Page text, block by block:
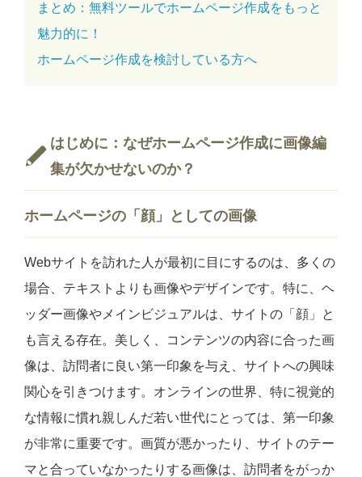
まとめ：無料ツールでホームページ作成をもっと
魅力的に！
ホームページ作成を検討している方へ
はじめに：なぜホームページ作成に画像編
集が欠かせないのか？
ホームページの「顔」としての画像
Webサイトを訪れた人が最初に目にするのは、多くの
場合、テキストよりも画像やデザインです。特に、ヘ
ッダー画像やメインビジュアルは、サイトの「顔」と
も言える存在。美しく、コンテンツの内容に合った画
像は、訪問者に良い第一印象を与え、サイトへの興味
関心を引きつけます。オンラインの世界、特に視覚的
な情報に慣れ親しんだ若い世代にとっては、第一印象
が非常に重要です。画質が悪かったり、サイトのテー
マと合っていなかったりする画像は、訪問者をがっか